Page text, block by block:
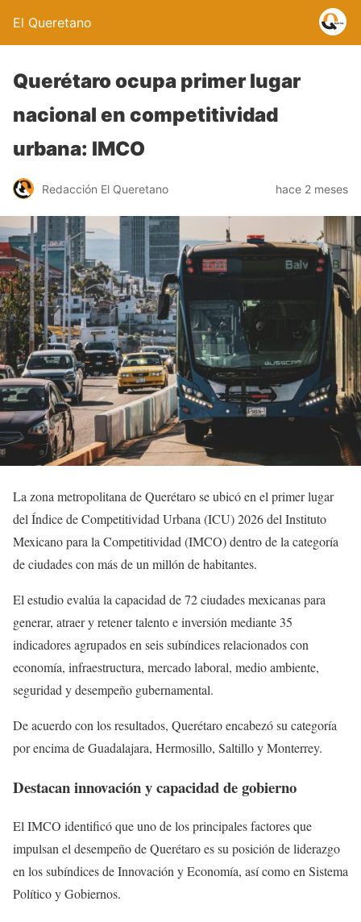
El Queretano
Querétaro ocupa primer lugar
nacional en competitividad
urbana: IMCO
Redacción El Queretano hace 2 meses
La zona metropolitana de Querétaro se ubicó en el primer lugar
del Índice de Competitividad Urbana (ICU) 2026 del Instituto
Mexicano para la Competitividad (IMCO) dentro de la categoría
de ciudades con más de un millón de habitantes.
El estudio evalúa la capacidad de 72 ciudades mexicanas para
generar, atraer y retener talento e inversión mediante 35
indicadores agrupados en seis subíndices relacionados con
economía, infraestructura, mercado laboral, medio ambiente,
seguridad y desempeño gubernamental.
De acuerdo con los resultados, Querétaro encabezó su categoría
por encima de Guadalajara, Hermosillo, Saltillo y Monterrey.
Destacan innovación y capacidad de gobierno
El IMCO identificó que uno de los principales factores que
impulsan el desempeño de Querétaro es su posición de liderazgo
en los subíndices de Innovación y Economía, así como en Sistema
Político y Gobiernos.